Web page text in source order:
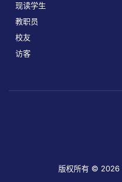
现读学生
教职员
校友
访客
版权所有 © 2026